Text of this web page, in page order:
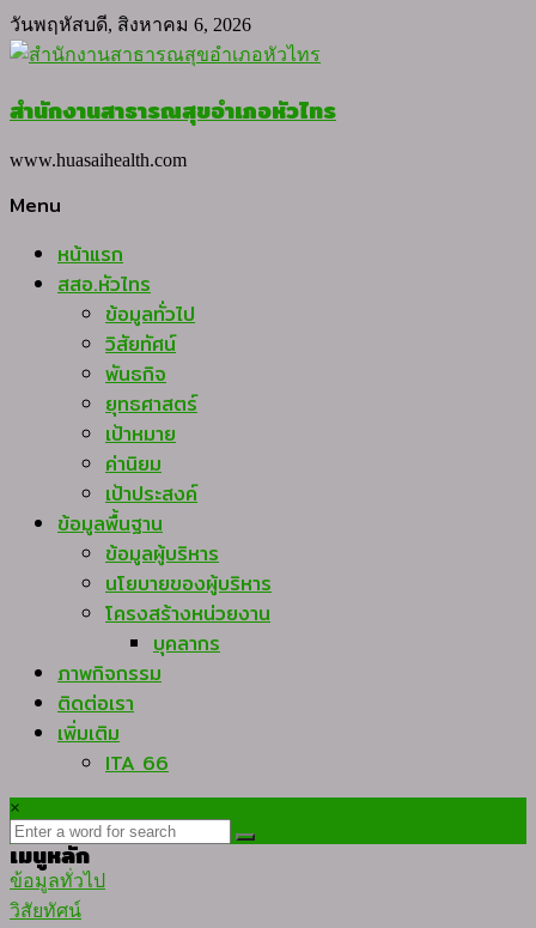
Skip
to
content
วันพฤหัสบดี, สิงหาคม 6, 2026
สำนักงานสาธารณสุขอำเภอหัวไทร
www.huasaihealth.com
Menu
หน้าแรก
สสอ.หัวไทร
ข้อมูลทั่วไป
วิสัยทัศน์
พันธกิจ
ยุทธศาสตร์
เป้าหมาย
ค่านิยม
เป้าประสงค์
ข้อมูลพื้นฐาน
ข้อมูลผู้บริหาร
นโยบายของผู้บริหาร
โครงสร้างหน่วยงาน
บุคลากร
ภาพกิจกรรม
ติดต่อเรา
เพิ่มเติม
ITA 66
×
เมนูหลัก
ข้อมูลทั่วไป
วิสัยทัศน์